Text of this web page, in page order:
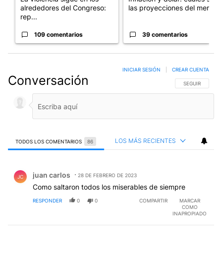
alrededores del Congreso:
rep...
109 comentarios
las proyecciones del merc...
39 comentarios
Conversación SIGA ESTA
SEGUIR
INICIAR SESIÓN CREAR CUENTA
TODOS LOS COMENTARIOS 86 LOS MÁS RECIENTES
JC juan carlos 28 DE FEBRERO DE 2023
Como saltaron todos los miserables de siempre
RESPONDER 0 0 COMPARTIR
MARCAR
COMO
INAPROPIADO